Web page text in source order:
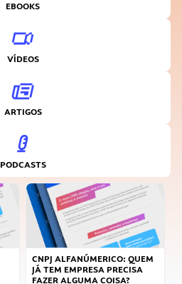
EBOOKS
VÍDEOS
ARTIGOS
PODCASTS
CNPJ ALFANÚMERICO: QUEM
JÁ TEM EMPRESA PRECISA
FAZER ALGUMA COISA?